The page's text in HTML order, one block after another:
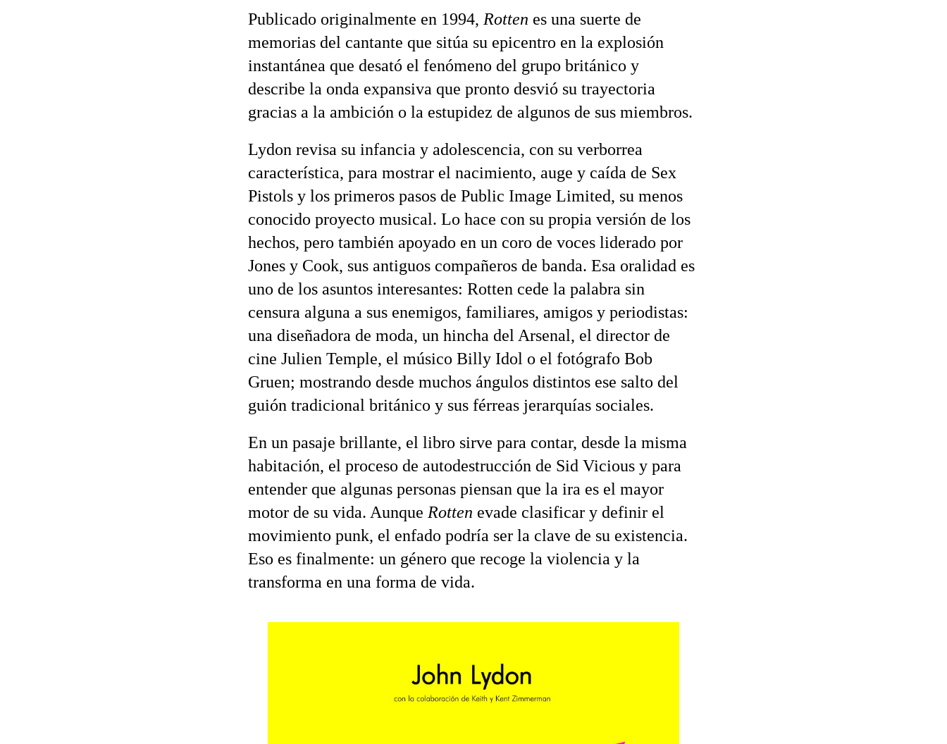
Publicado originalmente en 1994, Rotten es una suerte de
memorias del cantante que sitúa su epicentro en la explosión
instantánea que desató el fenómeno del grupo británico y
describe la onda expansiva que pronto desvió su trayectoria
gracias a la ambición o la estupidez de algunos de sus miembros.
Lydon revisa su infancia y adolescencia, con su verborrea
característica, para mostrar el nacimiento, auge y caída de Sex
Pistols y los primeros pasos de Public Image Limited, su menos
conocido proyecto musical. Lo hace con su propia versión de los
hechos, pero también apoyado en un coro de voces liderado por
Jones y Cook, sus antiguos compañeros de banda. Esa oralidad es
uno de los asuntos interesantes: Rotten cede la palabra sin
censura alguna a sus enemigos, familiares, amigos y periodistas:
una diseñadora de moda, un hincha del Arsenal, el director de
cine Julien Temple, el músico Billy Idol o el fotógrafo Bob
Gruen; mostrando desde muchos ángulos distintos ese salto del
guión tradicional británico y sus férreas jerarquías sociales.
En un pasaje brillante, el libro sirve para contar, desde la misma
habitación, el proceso de autodestrucción de Sid Vicious y para
entender que algunas personas piensan que la ira es el mayor
motor de su vida. Aunque Rotten evade clasificar y definir el
movimiento punk, el enfado podría ser la clave de su existencia.
Eso es finalmente: un género que recoge la violencia y la
transforma en una forma de vida.